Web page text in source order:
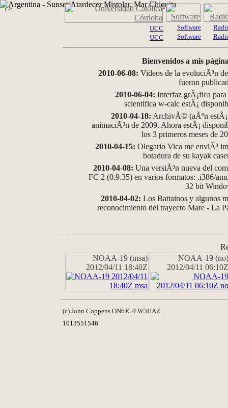
?>
UCC
UCC
Software
Software
Bienvenidos a mis
2010-06-08: Videos de la evoluciÃ³n
fueron
2010-06-04: Interfaz grÃ¡fica
scientifica w-calc estÃ¡
2010-04-18: ArchivÃ© (aÃºn
animaciÃ³n de 2009. Ahora estÃ¡
los 3 primeros meses de
2010-04-15: Olegario Vica me enviÃ³
botadura de su kayak
2010-04-08: Una versiÃ³n nueva del
FC 2 (0.9.35) en varios formatos: .i386/
32 bit
2010-04-02: Los Battainos y algunos
reconocimiento del trayecto Mare - La
NOAA-19 (msa)
2012/04/11 18:40Z
NOAA-19 (no)
2012/04/11 06:10Z
(c) John Coppens ON6JC/LW3HAZ
1013551546